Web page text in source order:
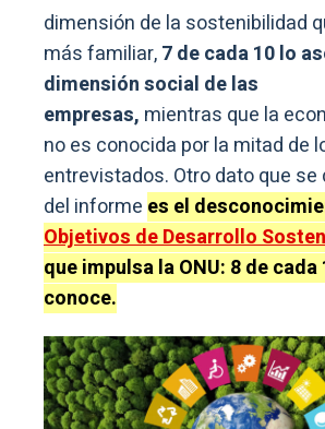
dimensión de la sostenibilidad
más familiar,7 de cada 10 lo
dimensión social de las
empresas, mientras que la
no es conocida por la mitad de
entrevistados. Otro dato que se
del informe es el
Objetivos de Desarrollo
que impulsa la ONU: 8 de cada
conoce.